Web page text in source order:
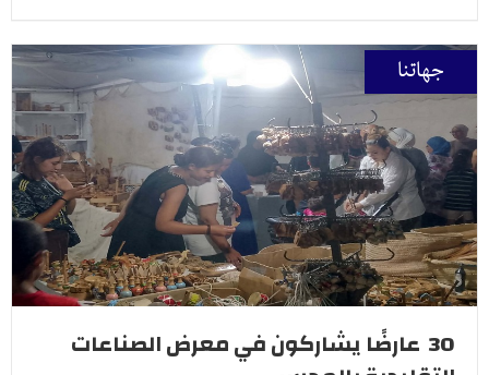
جهاتنا
30 عارضًا يشاركون في معرض الصناعات